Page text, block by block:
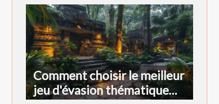
Comment choisir le meilleur
jeu d'évasion thématique